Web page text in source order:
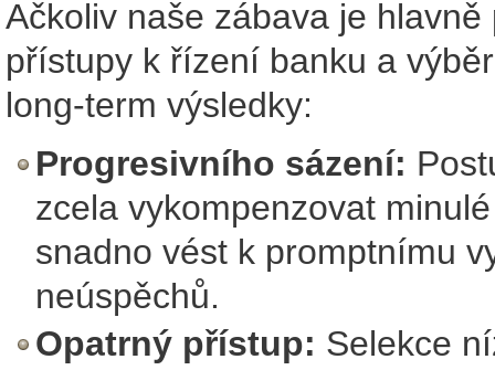
Ačkoliv naše zábava je
přístupy k řízení banku a
long-term výsledky:
Progresivního sázení:
zcela vykompenzovat
snadno vést k promptnímu
neúspěchů.
Opatrný přístup: Selekce